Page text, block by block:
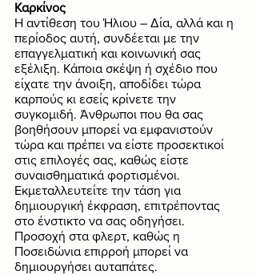
Καρκίνος
Η αντίθεση του Ήλιου – Δία, αλλά και η
περίοδος αυτή, συνδέεται με την
επαγγελματική και κοινωνική σας
εξέλιξη. Κάποια σκέψη ή σχέδιο που
είχατε την άνοιξη, αποδίδει τώρα
καρπούς κι εσείς κρίνετε την
συγκομιδή. Άνθρωποι που θα σας
βοηθήσουν μπορεί να εμφανιστούν
τώρα και πρέπει να είστε προσεκτικοί
στις επιλογές σας, καθώς είστε
συναισθηματικά φορτισμένοι.
Εκμεταλλευτείτε την τάση για
δημιουργική έκφραση, επιτρέποντας
στο ένστικτο να σας οδηγήσει.
Προσοχή στα φλερτ, καθώς η
Ποσειδώνια επιρροή μπορεί να
δημιουργήσει αυταπάτες.